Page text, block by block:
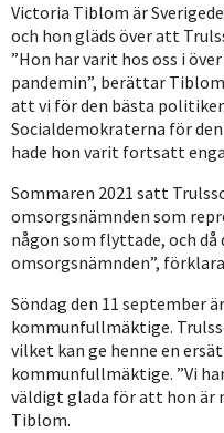
Victoria Tiblom är
och hon gläds över att
”Hon har varit hos oss i
pandemin”, berättar
att vi för den bästa
Socialdemokraterna för
hade hon varit fortsatt
Sommaren 2021 satt
omsorgsnämnden som
någon som flyttade, och då
omsorgsnämnden”,
Söndag den 11 september
kommunfullmäktige.
vilket kan ge henne en
kommunfullmäktige. ”Vi
väldigt glada för att hon är
Tiblom.